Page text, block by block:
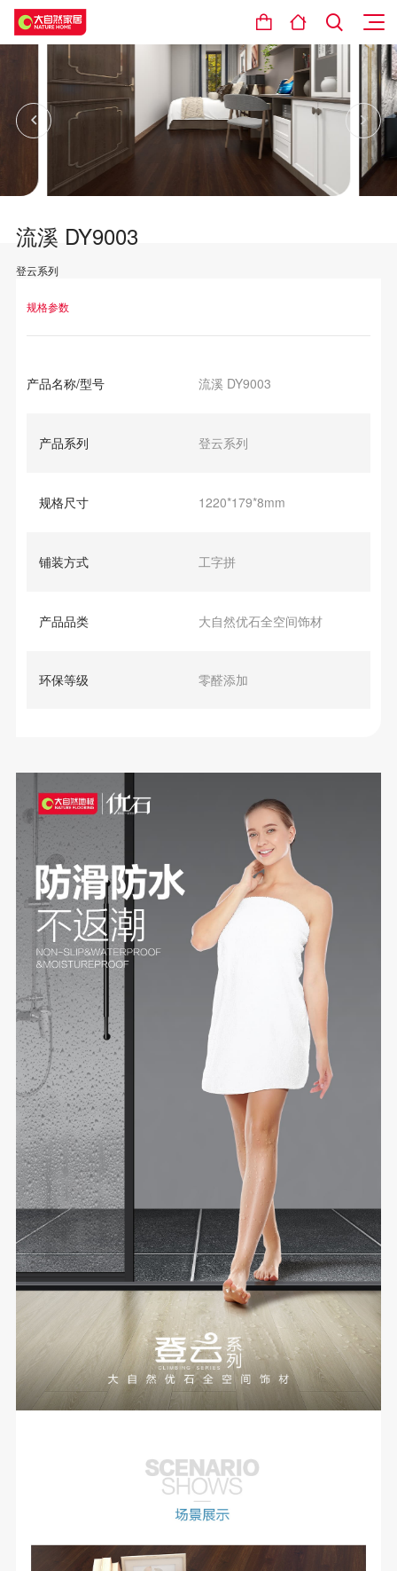
流溪 DY9003
登云系列
规格参数
产品名称/型号 流溪 DY9003
产品系列 登云系列
规格尺寸 1220*179*8mm
铺装方式 工字拼
产品品类 大自然优石全空间饰材
环保等级 零醛添加